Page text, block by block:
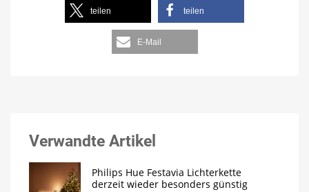
teilen teilen
E-Mail
Verwandte Artikel
Philips Hue Festavia Lichterkette
derzeit wieder besonders günstig